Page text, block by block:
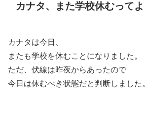
カナタ、また学校休むってよ
カナタは今日、
またも学校を休むことになりました。
ただ、伏線は昨夜からあったので
今日は休むべき状態だと判断しました。